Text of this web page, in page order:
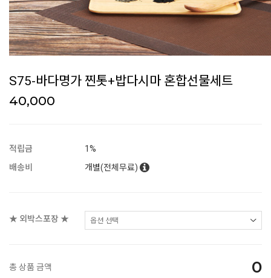
S75-바다명가 찐톳+밥다시마 혼합선물세트
40,000
적립금
1%
배송비
개별(전체무료)
★ 외박스포장 ★
총 상품 금액 0